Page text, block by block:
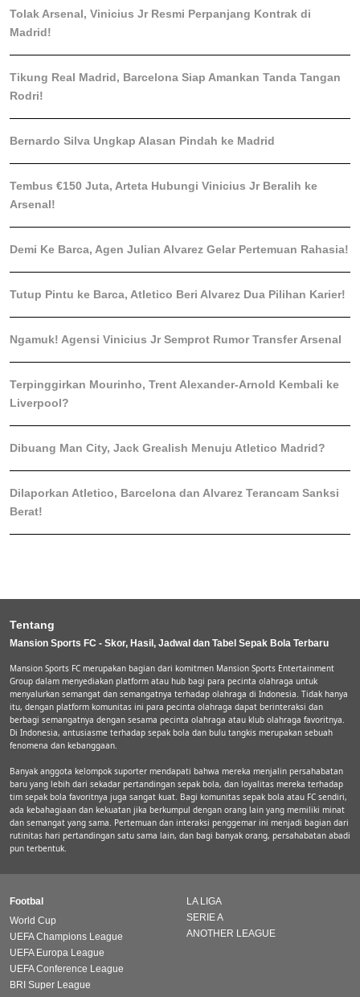
Tolak Arsenal, Vinicius Jr Resmi Perpanjang Kontrak di
Madrid!
Tikung Real Madrid, Barcelona Siap Amankan Tanda Tangan
Rodri!
Bernardo Silva Ungkap Alasan Pindah ke Madrid
Tembus €150 Juta, Arteta Hubungi Vinicius Jr Beralih ke
Arsenal!
Demi Ke Barca, Agen Julian Alvarez Gelar Pertemuan Rahasia!
Tutup Pintu ke Barca, Atletico Beri Alvarez Dua Pilihan Karier!
Ngamuk! Agensi Vinicius Jr Semprot Rumor Transfer Arsenal
Terpinggirkan Mourinho, Trent Alexander-Arnold Kembali ke
Liverpool?
Dibuang Man City, Jack Grealish Menuju Atletico Madrid?
Dilaporkan Atletico, Barcelona dan Alvarez Terancam Sanksi
Berat!
Tentang
Mansion Sports FC - Skor, Hasil, Jadwal dan Tabel Sepak Bola Terbaru
Mansion Sports FC merupakan bagian dari komitmen Mansion Sports Entertainment
Group dalam menyediakan platform atau hub bagi para pecinta olahraga untuk
menyalurkan semangat dan semangatnya terhadap olahraga di Indonesia. Tidak hanya
itu, dengan platform komunitas ini para pecinta olahraga dapat berinteraksi dan
berbagi semangatnya dengan sesama pecinta olahraga atau klub olahraga favoritnya.
Di Indonesia, antusiasme terhadap sepak bola dan bulu tangkis merupakan sebuah
fenomena dan kebanggaan.
Banyak anggota kelompok suporter mendapati bahwa mereka menjalin persahabatan
baru yang lebih dari sekadar pertandingan sepak bola, dan loyalitas mereka terhadap
tim sepak bola favoritnya juga sangat kuat. Bagi komunitas sepak bola atau FC sendiri,
ada kebahagiaan dan kekuatan jika berkumpul dengan orang lain yang memiliki minat
dan semangat yang sama. Pertemuan dan interaksi penggemar ini menjadi bagian dari
rutinitas hari pertandingan satu sama lain, dan bagi banyak orang, persahabatan abadi
pun terbentuk.
Footbal
World Cup
UEFA Champions League
UEFA Europa League
UEFA Conference League
BRI Super League
LA LIGA
SERIE A
ANOTHER LEAGUE